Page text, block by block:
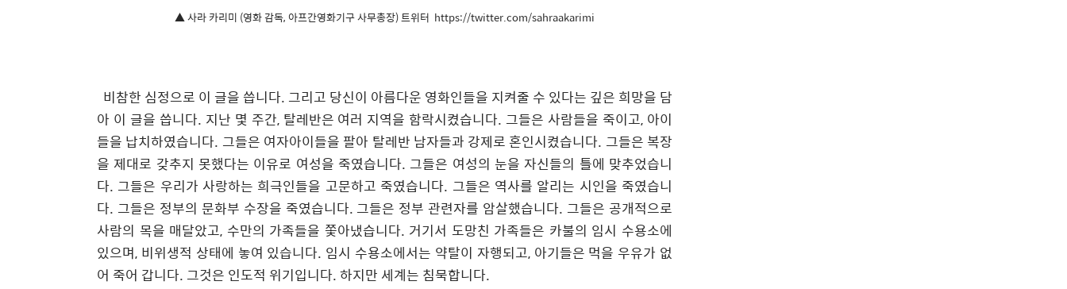
▲ 사라 카리미 (영화 감독, 아프간영화기구 사무총장) 트위터 https://twitter.com/sahraakarimi
비참한 심정으로 이 글을 씁니다. 그리고 당신이 아름다운 영화인들을 지켜줄 수 있다는 깊은 희망을 담
아 이 글을 씁니다. 지난 몇 주간, 탈레반은 여러 지역을 함락시켰습니다. 그들은 사람들을 죽이고, 아이
들을 납치하였습니다. 그들은 여자아이들을 팔아 탈레반 남자들과 강제로 혼인시켰습니다. 그들은 복장
을 제대로 갖추지 못했다는 이유로 여성을 죽였습니다. 그들은 여성의 눈을 자신들의 틀에 맞추었습니
다. 그들은 우리가 사랑하는 희극인들을 고문하고 죽였습니다. 그들은 역사를 알리는 시인을 죽였습니
다. 그들은 정부의 문화부 수장을 죽였습니다. 그들은 정부 관련자를 암살했습니다. 그들은 공개적으로
사람의 목을 매달았고, 수만의 가족들을 쫓아냈습니다. 거기서 도망친 가족들은 카불의 임시 수용소에
있으며, 비위생적 상태에 놓여 있습니다. 임시 수용소에서는 약탈이 자행되고, 아기들은 먹을 우유가 없
어 죽어 갑니다. 그것은 인도적 위기입니다.하지만 세계는 침묵합니다.